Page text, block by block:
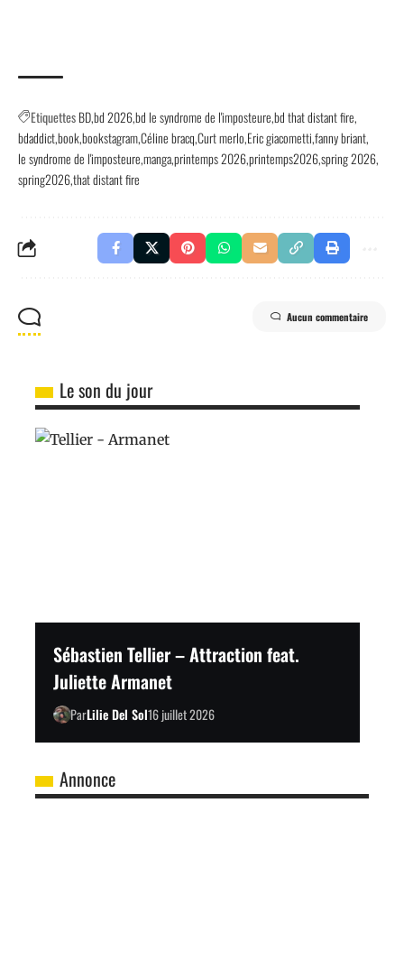
EtiquettesBDbd 2026bd le syndrome de l'imposteurebd that distant fire
bdaddictbookbookstagramCéline bracqCurt merlo Eric giacomettifanny briant
le syndrome de l'imposteuremangaprintemps 2026printemps2026spring 2026
spring2026that distant fire
Aucun commentaire
Le son du jour
Sébastien Tellier – Attraction feat.
Juliette Armanet
ParLilie Del Sol16 juillet 2026
Annonce